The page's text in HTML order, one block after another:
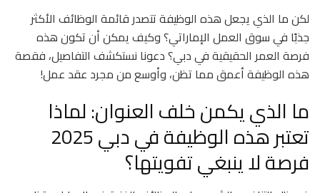
لكن ما الذي يجعل هذه الوظيفة تتصدر قائمة الوظائف الأكثر
جذبًا في سوق العمل الإماراتي؟ وكيف يمكن أن تكون هذه
فرصة العمر الحقيقية في دبي؟ دعونا نستكشف التفاصيل، فقصة
هذه الوظيفة أعمق مما تظن، وأوسع من مجرد عقد عمل!
ما الذي يكمن خلف العنوان: لماذا
تعتبر هذه الوظيفة في دبي 2025
فرصة لا ينبغي تفويتها؟